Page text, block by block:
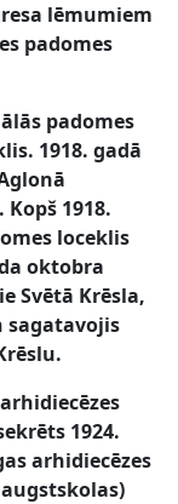
lēmumiem
padomes
padomes
1918. gadā
1918.
loceklis
oktobra
Svētā Krēsla,
sagatavojis
1924.
arhidiecēzes